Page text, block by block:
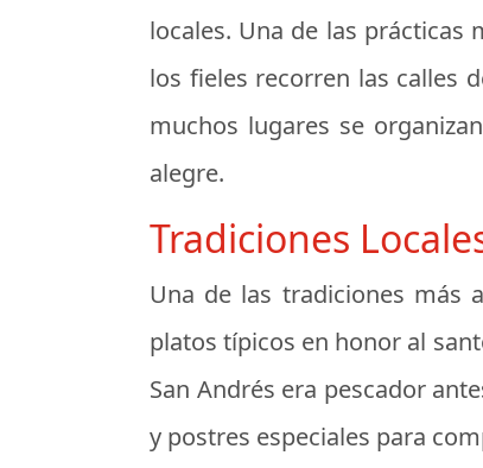
locales. Una de las prácticas
los fieles recorren las calles
muchos lugares se
alegre.
Tradiciones
Una de las tradiciones más
platos típicos en honor al
San Andrés era pescador
y postres especiales para